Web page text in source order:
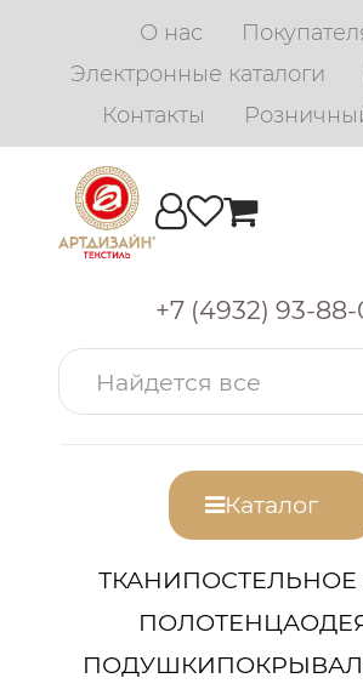
О нас
Электронные каталоги
Контакты
+7 (4932) 93-
Каталог
ТКАНИПОСТЕЛЬНОЕ
ПОЛОТЕНЦА
ПОДУШКИ